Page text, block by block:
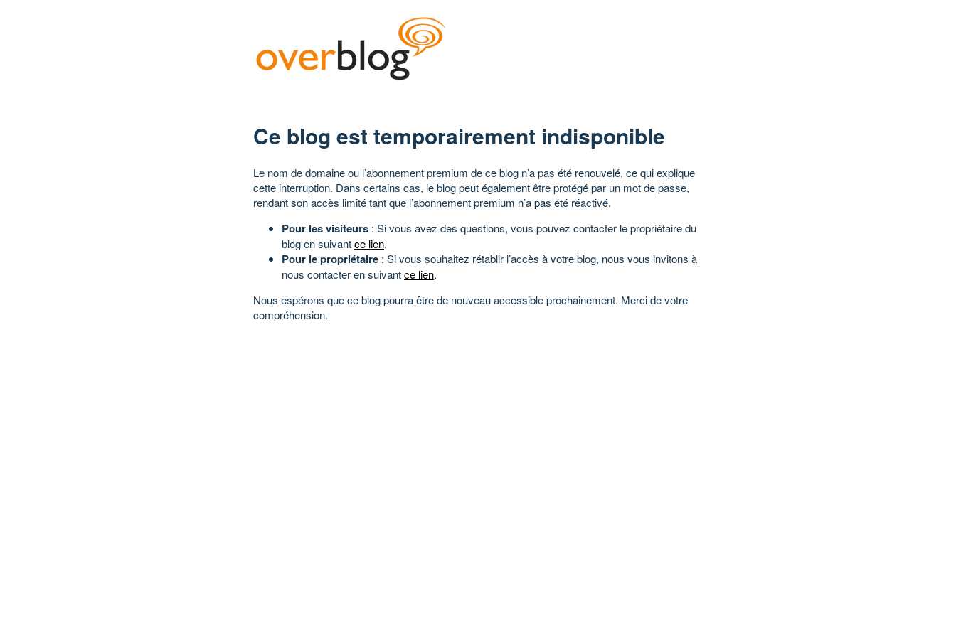
Ce blog est temporairement indisponible
Le nom de domaine ou l’abonnement premium de ce blog n’a pas été renouvelé, ce qui explique
cette interruption. Dans certains cas, le blog peut également être protégé par un mot de passe,
rendant son accès limité tant que l’abonnement premium n’a pas été réactivé.
Pour les visiteurs : Si vous avez des questions, vous pouvez contacter le propriétaire du
blog en suivantce lien.
Pour le propriétaire : Si vous souhaitez rétablir l’accès à votre blog, nous vous invitons à
nous contacter en suivantce lien.
Nous espérons que ce blog pourra être de nouveau accessible prochainement. Merci de votre
compréhension.